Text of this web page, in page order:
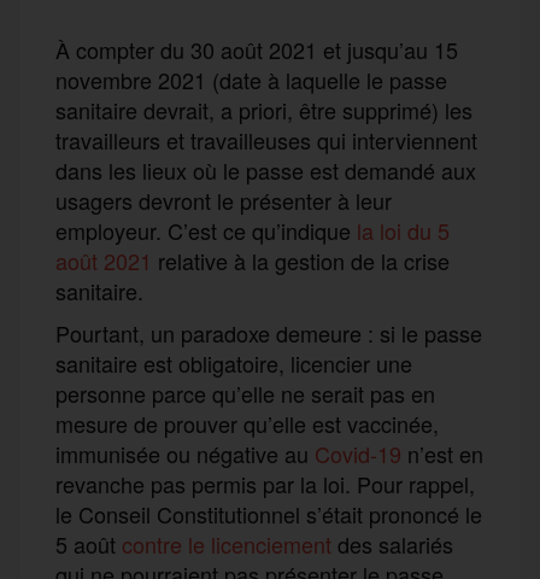
À compter du 30 août 2021 et jusqu’au 15
novembre 2021 (date à laquelle le passe
sanitaire devrait, a priori, être supprimé) les
travailleurs et travailleuses qui interviennent
dans les lieux où le passe est demandé aux
usagers devront le présenter à leur
employeur. C’est ce qu’indique la loi du 5
août 2021 relative à la gestion de la crise
sanitaire.
Pourtant, un paradoxe demeure : si le passe
sanitaire est obligatoire, licencier une
personne parce qu’elle ne serait pas en
mesure de prouver qu’elle est vaccinée,
immunisée ou négative au Covid-19 n’est en
revanche pas permis par la loi. Pour rappel,
le Conseil Constitutionnel s’était prononcé le
5 août contre le licenciement des salariés